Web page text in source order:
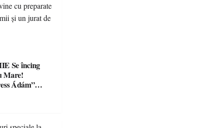
Mare!
Ádám”
și un jurat